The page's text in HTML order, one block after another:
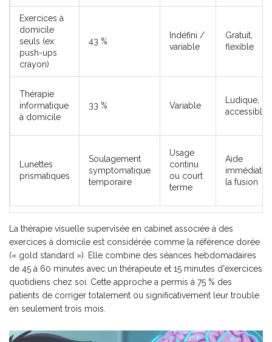
Exercices à
domicile
seuls (ex:
push-ups
crayon)
43 %
Indéfini /
variable
Gratuit,
flexible
Thérapie
informatique
à domicile
33 % Variable
Ludique,
accessible
Lunettes
prismatiques
Soulagement
symptomatique
temporaire
Usage
continu
ou court
terme
Aide
immédiate
la fusion
La thérapie visuelle supervisée en cabinet associée à des
exercices à domicile est considérée comme la référence dorée
(« gold standard »). Elle combine des séances hebdomadaires
de 45 à 60 minutes avec un thérapeute et 15 minutes d'exercices
quotidiens chez soi. Cette approche a permis à 75 % des
patients de corriger totalement ou significativement leur trouble
en seulement trois mois.